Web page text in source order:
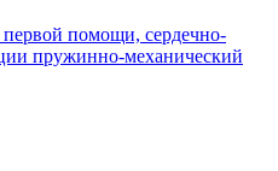
помощи, сердечно-
пружинно-механический